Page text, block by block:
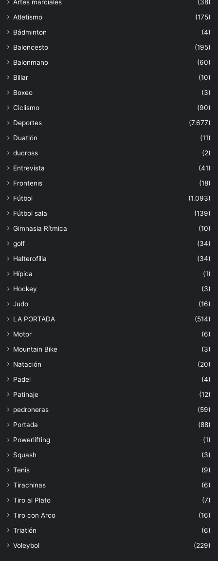
Artes marciales
(38)
Atletismo
(175)
Bádminton
(4)
Baloncesto
(195)
Balonmano
(60)
Billar
(10)
Boxeo
(3)
Ciclismo
(90)
Deportes
(7.677)
Duatlón
(11)
ducross
(2)
Entrevista
(41)
Frontenis
(18)
Fútbol
(1.093)
Fútbol sala
(139)
Gimnasia Rítmica
(10)
golf
(34)
Halterofilia
(34)
Hípica
(1)
Hockey
(3)
Judo
(16)
LA PORTADA
(514)
Motor
(6)
Mountain Bike
(3)
Natación
(20)
Padel
(4)
Patinaje
(12)
pedroneras
(59)
Portada
(88)
Powerlifting
(1)
Squash
(3)
Tenis
(9)
Tirachinas
(6)
Tiro al Plato
(7)
Tiro con Arco
(16)
Triatlón
(6)
Voleybol
(229)